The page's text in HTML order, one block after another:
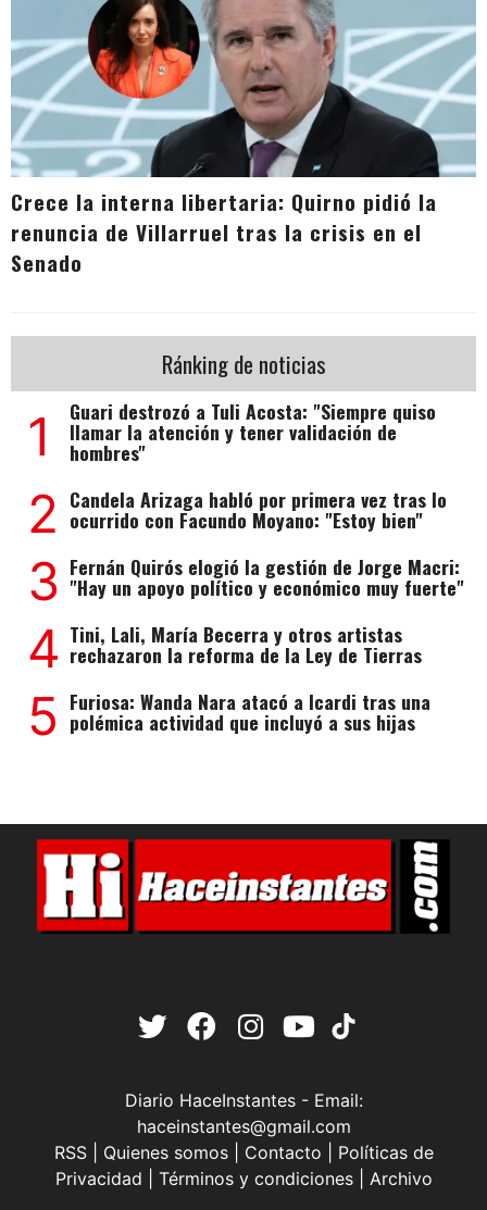
Crece la interna libertaria: Quirno pidió la
renuncia de Villarruel tras la crisis en el
Senado
Ránking de noticias
1 Guari destrozó a Tuli Acosta: "Siempre quiso
llamar la atención y tener validación de
hombres"
2 Candela Arizaga habló por primera vez tras lo
ocurrido con Facundo Moyano: "Estoy bien"
3 Fernán Quirós elogió la gestión de Jorge Macri:
"Hay un apoyo político y económico muy fuerte"
4 Tini, Lali, María Becerra y otros artistas
rechazaron la reforma de la Ley de Tierras
5 Furiosa: Wanda Nara atacó a Icardi tras una
polémica actividad que incluyó a sus hijas
Diario HaceInstantes - Email:
haceinstantes@gmail.com
RSS| Quienes somos| Contacto
Políticas de
Privacidad
Términos y condiciones| Archivo